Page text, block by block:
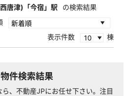
唐津)「今宿」駅
の検索結果
表示件数
棟
件検索結果
、不動産JPにお任せ下さい。注目